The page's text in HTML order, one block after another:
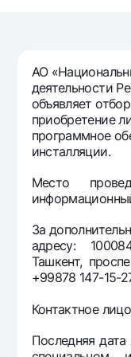
Золотые
Серебряный
Visa FIFA
Mastercard
Зарплатные
Garmin pay
Тарифы
Акции
Мобильное
Ищите по
Найти
Полезные
Пресс-центр
АО
деятельности
объявляет
приобретение
программное
инсталляции.
Место
За
адресу:
Ташкент,
+99878 147-15-
Контактное
Последняя